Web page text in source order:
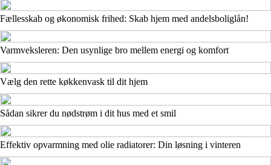
Fællesskab og økonomisk frihed: Skab hjem med andelsboliglån!
Varmveksleren: Den usynlige bro mellem energi og komfort
Vælg den rette køkkenvask til dit hjem
Sådan sikrer du nødstrøm i dit hus med et smil
Effektiv opvarmning med olie radiatorer: Din løsning i vinteren